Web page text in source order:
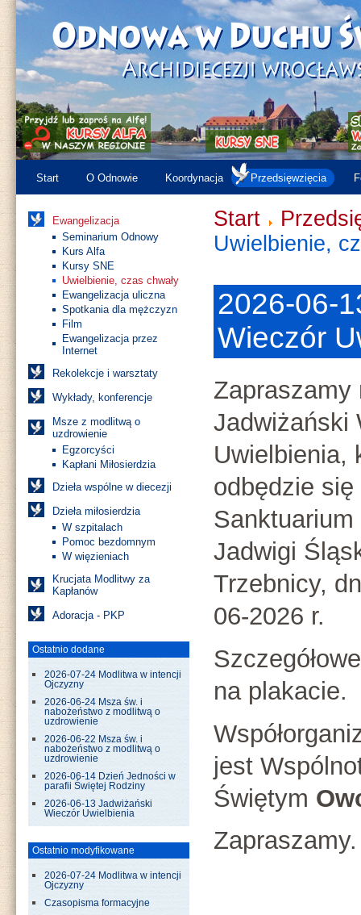
Start O Odnowie Koordynacja Przedsięwzięcia
Ewangelizacja
Seminarium Odnowy
Kurs Alfa
Kursy SNE
Uwielbienie, czas chwały
Ewangelizacja uliczna
Spotkania dla mężczyzn
Film
Ewangelizacja przez
Internet
Rekolekcje i warsztaty
Wykłady, konferencje
Msze z modlitwą o
uzdrowienie
Egzorcyści
Kapłani Miłosierdzia
Dzieła wspólne w diecezji
Dzieła miłosierdzia
W szpitalach
Pomoc bezdomnym
W więzieniach
Krucjata Modlitwy za
Kapłanów
Adoracja - PKP
Ostatnio dodane
2026-07-24 Modlitwa w intencji
Ojczyzny
2026-06-24 Msza św. i
nabożeństwo z modlitwą o
uzdrowienie
2026-06-22 Msza św. i
nabożeństwo z modlitwą o
uzdrowienie
2026-06-14 Dzień Jedności w
parafii Świętej Rodziny
2026-06-13 Jadwiżański
Wieczór Uwielbienia
Ostatnio modyfikowane
2026-07-24 Modlitwa w intencji
Ojczyzny
Czasopisma formacyjne
Start
Uwielbienie,
2026-06-
Wieczór
Zapraszamy
Jadwiżański
Uwielbienia,
odbędzie się
Sanktuarium
Jadwigi
Trzebnicy,
06-2026 r.
na plakacie.
jest
Świętym
Zapraszamy.